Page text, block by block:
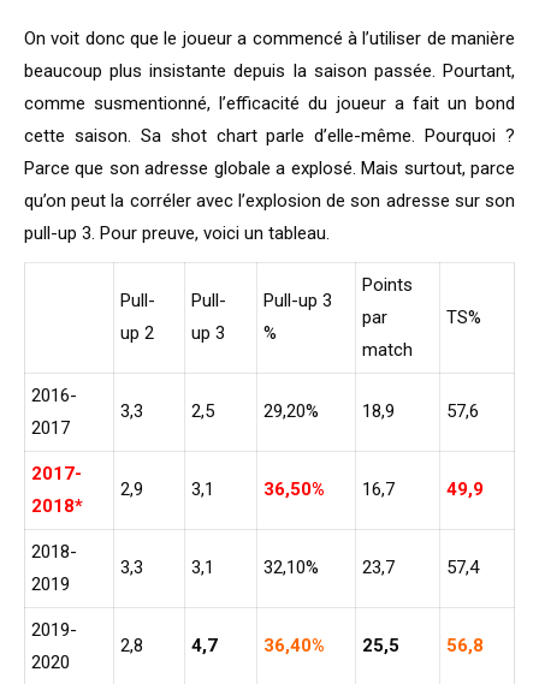
On voit donc que le joueur a commencé à l’utiliser de manière
beaucoup plus insistante depuis la saison passée. Pourtant,
comme susmentionné, l’efficacité du joueur a fait un bond
cette saison. Sa shot chart parle d’elle-même. Pourquoi ?
Parce que son adresse globale a explosé. Mais surtout, parce
qu’on peut la corréler avec l’explosion de son adresse sur son
pull-up 3. Pour preuve, voici un tableau.
Pull-
up 2
Pull-
up 3
Pull-up 3
%
Points
par
match
TS%
2016-
2017
3,3 2,5 29,20% 18,9 57,6
2017-
2018*
2,9 3,1 36,50% 16,7 49,9
2018-
2019
3,3 3,1 32,10% 23,7 57,4
2019-
2020
2,8 4,7 36,40% 25,5 56,8